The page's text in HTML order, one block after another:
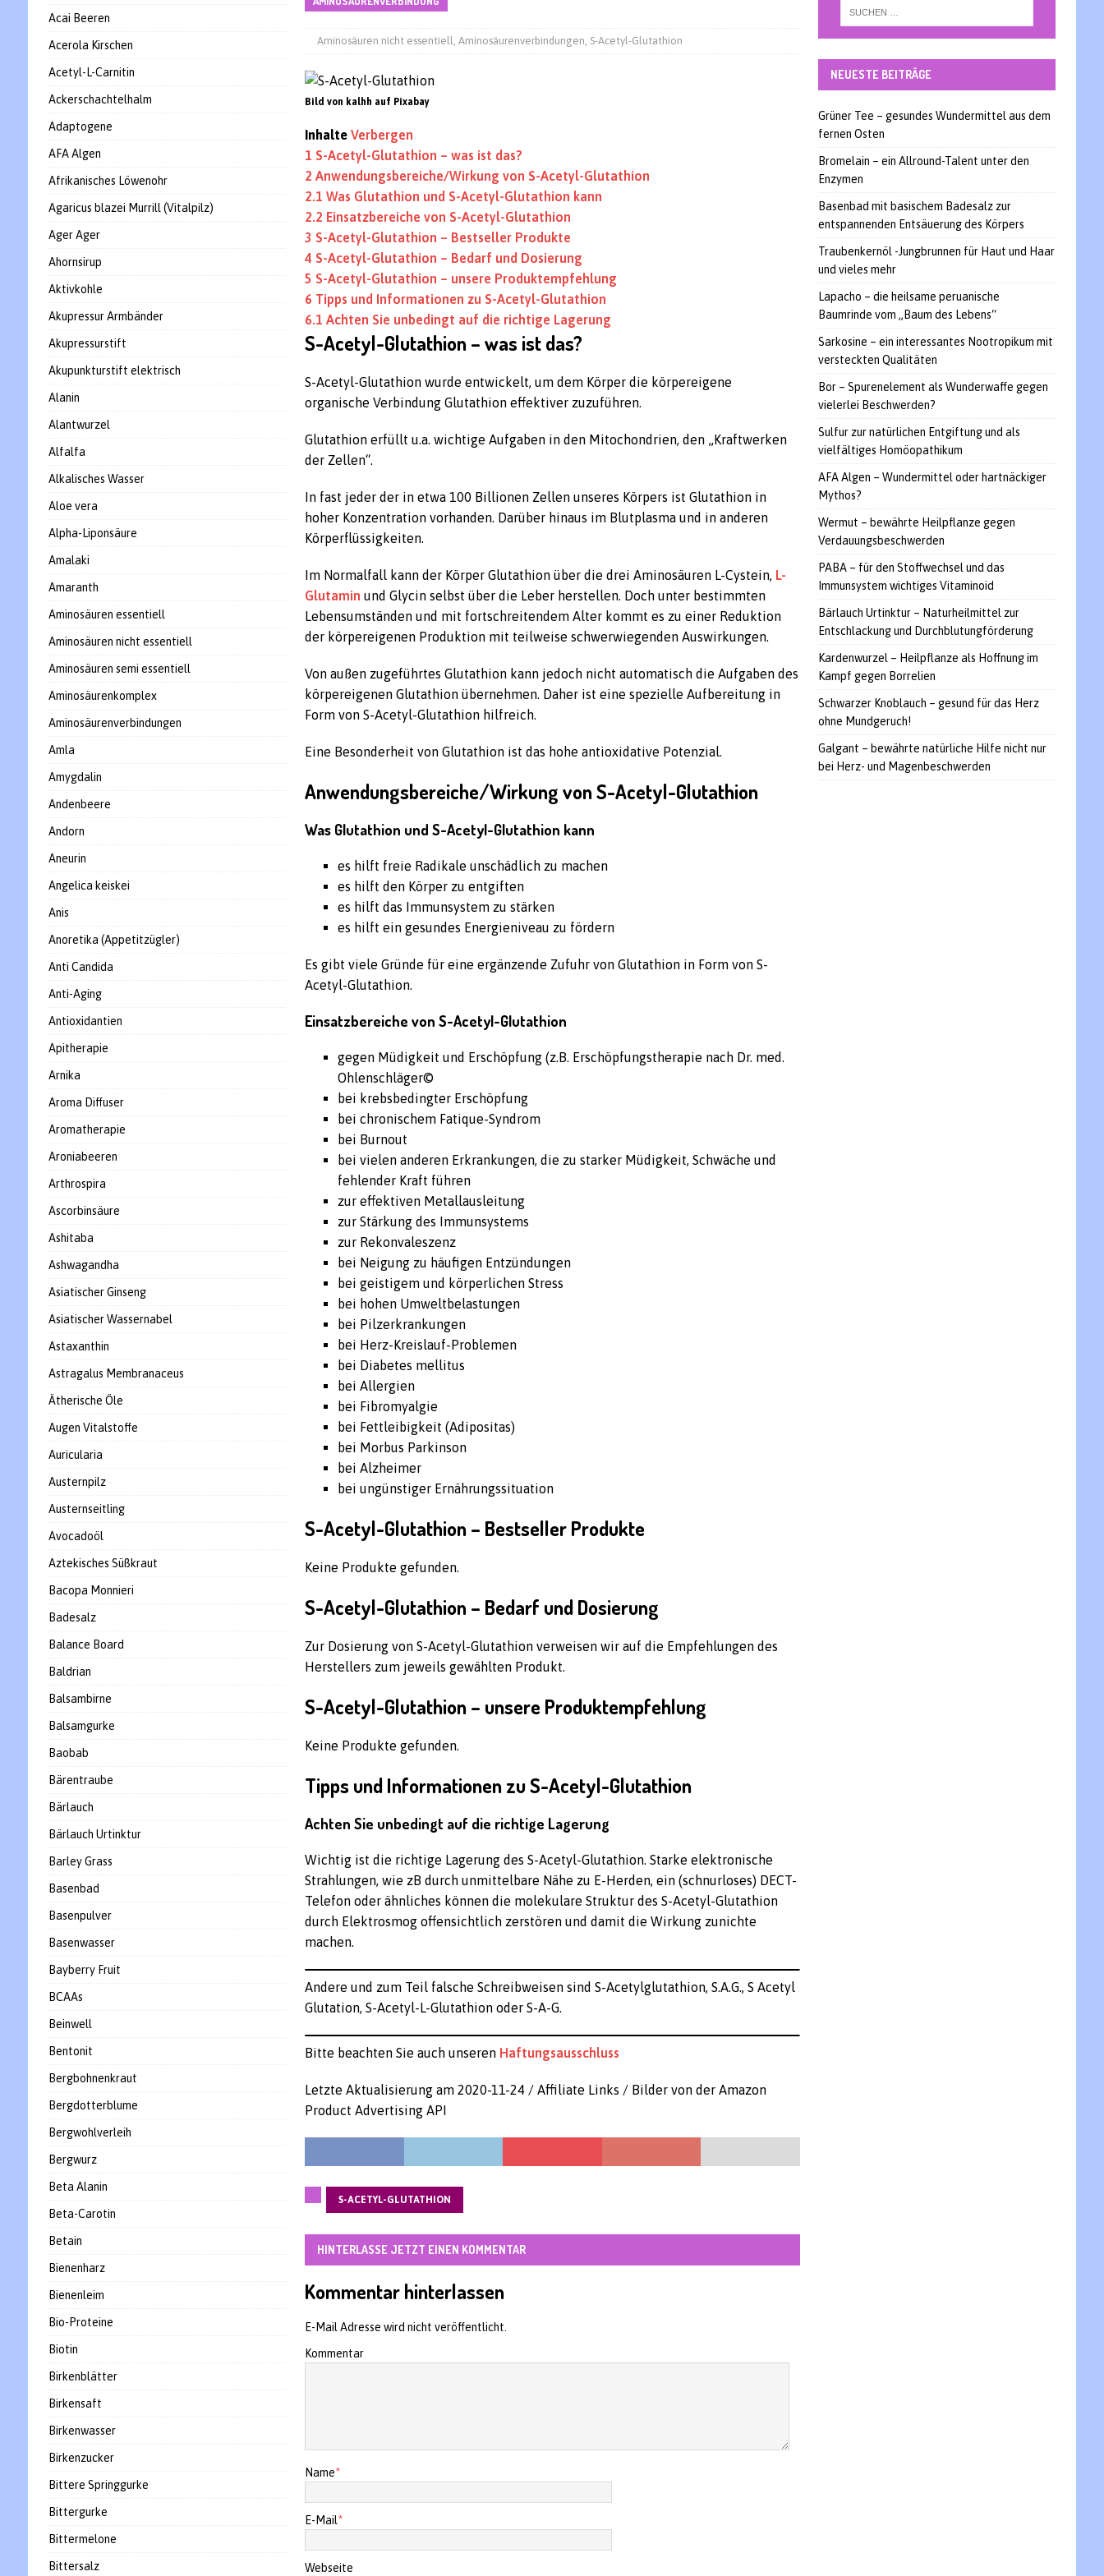
Aminosäuren nicht essentiell,Aminosäurenverbindungen,S-Acetyl-Glutathion
Bild von kalhh auf Pixabay
Inhalte Verbergen
1 S-Acetyl-Glutathion – was ist das?
2 Anwendungsbereiche/Wirkung von S-Acetyl-Glutathion
2.1 Was Glutathion und S-Acetyl-Glutathion kann
2.2 Einsatzbereiche von S-Acetyl-Glutathion
3 S-Acetyl-Glutathion – Bestseller Produkte
4 S-Acetyl-Glutathion – Bedarf und Dosierung
5 S-Acetyl-Glutathion – unsere Produktempfehlung
6 Tipps und Informationen zu S-Acetyl-Glutathion
6.1 Achten Sie unbedingt auf die richtige Lagerung
S-Acetyl-Glutathion – was ist das?
S-Acetyl-Glutathion wurde entwickelt, um dem Körper die körpereigene
organische Verbindung Glutathion effektiver zuzuführen.
Glutathion erfüllt u.a. wichtige Aufgaben in den Mitochondrien, den „Kraftwerken
der Zellen“.
In fast jeder der in etwa 100 Billionen Zellen unseres Körpers ist Glutathion in
hoher Konzentration vorhanden. Darüber hinaus im Blutplasma und in anderen
Körperflüssigkeiten.
Im Normalfall kann der Körper Glutathion über die drei Aminosäuren L-Cystein, L-
Glutamin und Glycin selbst über die Leber herstellen. Doch unter bestimmten
Lebensumständen und mit fortschreitendem Alter kommt es zu einer Reduktion
der körpereigenen Produktion mit teilweise schwerwiegenden Auswirkungen.
Von außen zugeführtes Glutathion kann jedoch nicht automatisch die Aufgaben des
körpereigenen Glutathion übernehmen. Daher ist eine spezielle Aufbereitung in
Form von S-Acetyl-Glutathion hilfreich.
Eine Besonderheit von Glutathion ist das hohe antioxidative Potenzial.
Anwendungsbereiche/Wirkung von S-Acetyl-Glutathion
Was Glutathion und S-Acetyl-Glutathion kann
es hilft freie Radikale unschädlich zu machen
es hilft den Körper zu entgiften
es hilft das Immunsystem zu stärken
es hilft ein gesundes Energieniveau zu fördern
Es gibt viele Gründe für eine ergänzende Zufuhr von Glutathion in Form von S-
Acetyl-Glutathion.
Einsatzbereiche vonS-Acetyl-Glutathion
gegen Müdigkeit und Erschöpfung (z.B. Erschöpfungstherapie nach Dr. med.
Ohlenschläger©
bei krebsbedingter Erschöpfung
bei chronischem Fatique-Syndrom
bei Burnout
bei vielen anderen Erkrankungen, die zu starker Müdigkeit, Schwäche und
fehlender Kraft führen
zur effektiven Metallausleitung
zur Stärkung des Immunsystems
zur Rekonvaleszenz
bei Neigung zu häufigen Entzündungen
bei geistigem und körperlichen Stress
bei hohen Umweltbelastungen
bei Pilzerkrankungen
bei Herz-Kreislauf-Problemen
bei Diabetes mellitus
bei Allergien
bei Fibromyalgie
bei Fettleibigkeit (Adipositas)
bei Morbus Parkinson
bei Alzheimer
bei ungünstiger Ernährungssituation
S-Acetyl-Glutathion – Bestseller Produkte
Keine Produkte gefunden.
S-Acetyl-Glutathion – Bedarf und Dosierung
Zur Dosierung von S-Acetyl-Glutathion verweisen wir auf die Empfehlungen des
Herstellers zum jeweils gewählten Produkt.
S-Acetyl-Glutathion – unsere Produktempfehlung
Keine Produkte gefunden.
Tipps und Informationen zu S-Acetyl-Glutathion
Achten Sie unbedingt auf die richtige Lagerung
Wichtig ist die richtige Lagerung des S-Acetyl-Glutathion. Starke elektronische
Strahlungen, wie zB durch unmittelbare Nähe zu E-Herden, ein (schnurloses) DECT-
Telefon oder ähnliches können die molekulare Struktur des S-Acetyl-Glutathion
durch Elektrosmog offensichtlich zerstören und damit die Wirkung zunichte
machen.
Andere und zum Teil falsche Schreibweisen sind S-Acetylglutathion, S.A.G., S Acetyl
Glutation, S-Acetyl-L-Glutathion oder S-A-G.
Bitte beachten Sie auch unseren Haftungsausschluss
Letzte Aktualisierung am 2020-11-24 / Affiliate Links / Bilder von der Amazon
Product Advertising API
S-ACETYL-GLUTATHION
HINTERLASSE JETZT EINEN KOMMENTAR
Kommentar hinterlassen
E-Mail Adresse wird nicht veröffentlicht.
Kommentar
Name*
E-Mail*
Webseite
Acai Beeren
Acerola Kirschen
Acetyl-L-Carnitin
Ackerschachtelhalm
Adaptogene
AFA Algen
Afrikanisches Löwenohr
Agaricus blazei Murrill (Vitalpilz)
Ager Ager
Ahornsirup
Aktivkohle
Akupressur Armbänder
Akupressurstift
Akupunkturstift elektrisch
Alanin
Alantwurzel
Alfalfa
Alkalisches Wasser
Aloe vera
Alpha-Liponsäure
Amalaki
Amaranth
Aminosäuren essentiell
Aminosäuren nicht essentiell
Aminosäuren semi essentiell
Aminosäurenkomplex
Aminosäurenverbindungen
Amla
Amygdalin
Andenbeere
Andorn
Aneurin
Angelica keiskei
Anis
Anoretika (Appetitzügler)
Anti Candida
Anti-Aging
Antioxidantien
Apitherapie
Arnika
Aroma Diffuser
Aromatherapie
Aroniabeeren
Arthrospira
Ascorbinsäure
Ashitaba
Ashwagandha
Asiatischer Ginseng
Asiatischer Wassernabel
Astaxanthin
Astragalus Membranaceus
Ätherische Öle
Augen Vitalstoffe
Auricularia
Austernpilz
Austernseitling
Avocadoöl
Aztekisches Süßkraut
Bacopa Monnieri
Badesalz
Balance Board
Baldrian
Balsambirne
Balsamgurke
Baobab
Bärentraube
Bärlauch
Bärlauch Urtinktur
Barley Grass
Basenbad
Basenpulver
Basenwasser
Bayberry Fruit
BCAAs
Beinwell
Bentonit
Bergbohnenkraut
Bergdotterblume
Bergwohlverleih
Bergwurz
Beta Alanin
Beta-Carotin
Betain
Bienenharz
Bienenleim
Bio-Proteine
Biotin
Birkenblätter
Birkensaft
Birkenwasser
Birkenzucker
Bittere Springgurke
Bittergurke
Bittermelone
Bittersalz
NEUESTE BEITRÄGE
Grüner Tee – gesundes Wundermittel aus dem
fernen Osten
Bromelain – ein Allround-Talent unter den
Enzymen
Basenbad mit basischem Badesalz zur
entspannenden Entsäuerung des Körpers
Traubenkernöl -Jungbrunnen für Haut und Haar
und vieles mehr
Lapacho – die heilsame peruanische
Baumrinde vom „Baum des Lebens“
Sarkosine – ein interessantes Nootropikum mit
versteckten Qualitäten
Bor – Spurenelement als Wunderwaffe gegen
vielerlei Beschwerden?
Sulfur zur natürlichen Entgiftung und als
vielfältiges Homöopathikum
AFA Algen – Wundermittel oder hartnäckiger
Mythos?
Wermut – bewährte Heilpflanze gegen
Verdauungsbeschwerden
PABA – für den Stoffwechsel und das
Immunsystem wichtiges Vitaminoid
Bärlauch Urtinktur – Naturheilmittel zur
Entschlackung und Durchblutungförderung
Kardenwurzel – Heilpflanze als Hoffnung im
Kampf gegen Borrelien
Schwarzer Knoblauch – gesund für das Herz
ohne Mundgeruch!
Galgant – bewährte natürliche Hilfe nicht nur
bei Herz- und Magenbeschwerden